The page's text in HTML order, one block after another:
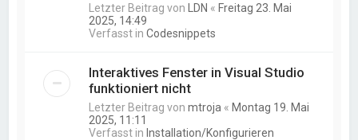
Letzter Beitrag von LDN « Freitag 23. Mai
2025, 14:49
Verfasst inCodesnippets
Interaktives Fenster in Visual Studio
funktioniert nicht
Letzter Beitrag vonmtroja « Montag 19. Mai
2025, 11:11
Verfasst in Installation/Konfigurieren